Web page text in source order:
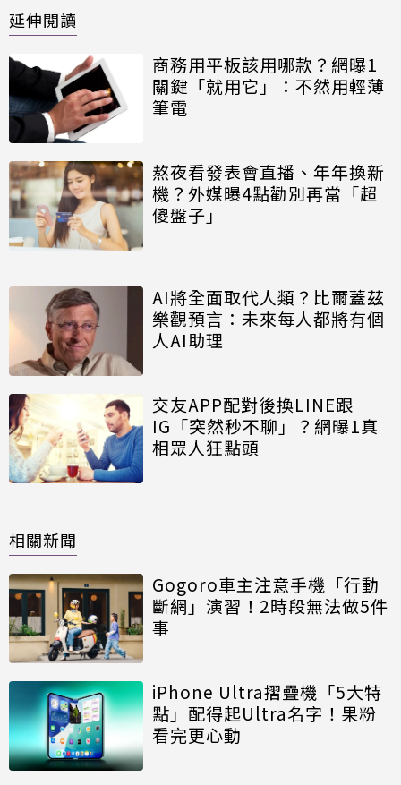
延伸閱讀
商務用平板該用哪款？網曝1
關鍵「就用它」：不然用輕薄
筆電
熬夜看發表會直播、年年換新
機？外媒曝4點勸別再當「超
傻盤子」
AI將全面取代人類？比爾蓋茲
樂觀預言：未來每人都將有個
人AI助理
交友APP配對後換LINE跟
IG「突然秒不聊」？網曝1真
相眾人狂點頭
相關新聞
Gogoro車主注意手機「行動
斷網」演習！2時段無法做5件
事
iPhone Ultra摺疊機「5大特
點」配得起Ultra名字！果粉
看完更心動